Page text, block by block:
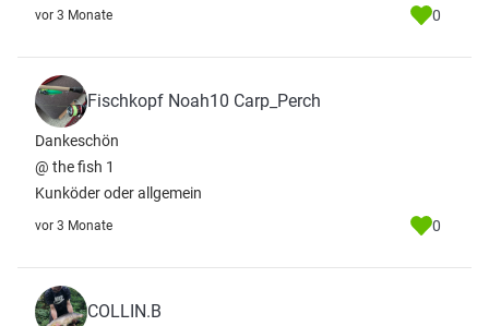
vor 3 Monate 0
Fischkopf Noah10 Carp_Perch
Dankeschön
@ the fish 1
Kunköder oder allgemein
vor 3 Monate 0
COLLIN.B